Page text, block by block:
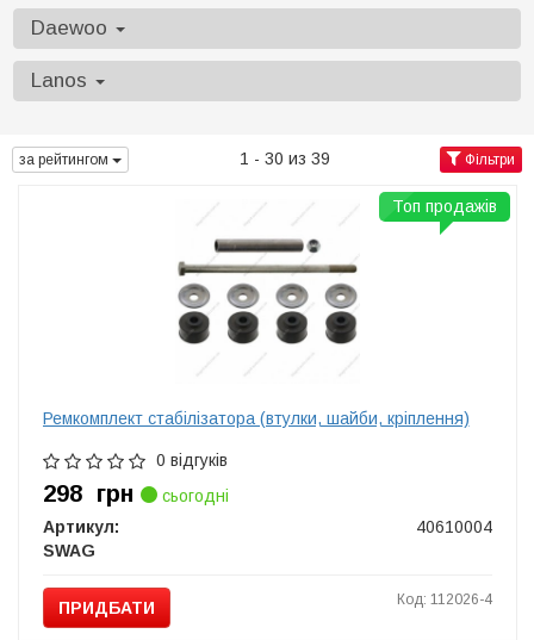
Daewoo
Lanos
за рейтингом 1 - 30 из 39 Фільтри
Ремкомплект стабілізатора (втулки, шайби, кріплення)
0 відгуків
298 грн
сьогодні
Артикул:
40610004
SWAG
ПРИДБАТИ Код: 112026-4
Топ продажів